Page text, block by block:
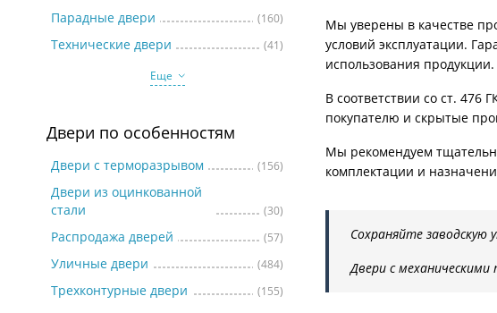
Парадные двери (160)
Технические двери
(41)
Еще
Двери по особенностям
Двери с терморазрывом (156)
Двери из оцинкованной
стали
(30)
Распродажа дверей (57)
Уличные двери (484)
Трехконтурные двери
(155)
Мы уверены в качестве
условий эксплуатации.
использования продукции.
В соответствии со ст. 476
покупателю и скрытые
Мы рекомендуем
комплектации и
Сохраняйте заводскую
Двери с